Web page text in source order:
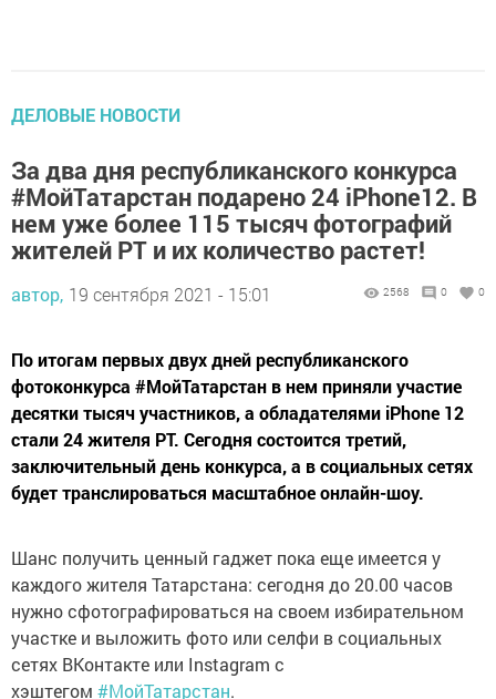
ДЕЛОВЫЕ НОВОСТИ
За два дня республиканского конкурса
#МойТатарстан подарено 24 iPhone12. В
нем уже более 115 тысяч фотографий
жителей РТ и их количество растет!
автор, 19 сентября 2021 - 15:01 2568 0 0
По итогам первых двух дней республиканского
фотоконкурса #МойТатарстан в нем приняли участие
десятки тысяч участников, а обладателями iPhone 12
стали 24 жителя РТ. Сегодня состоится третий,
заключительный день конкурса, а в социальных сетях
будет транслироваться масштабное онлайн-шоу.
Шанс получить ценный гаджет пока еще имеется у
каждого жителя Татарстана: сегодня до 20.00 часов
нужно сфотографироваться на своем избирательном
участке и выложить фото или селфи в социальных
сетях ВКонтакте или Instagram с
хэштегом #МойТатарстан.